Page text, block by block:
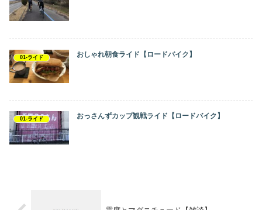
01-ライド おしゃれ朝食ライド【ロードバイク】
01-ライド おっさんずカップ観戦ライド【ロードバイク】